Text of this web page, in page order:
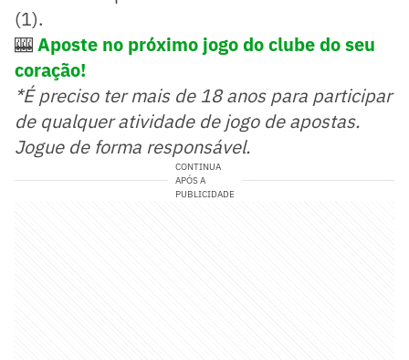
(1).
🎰Aposte no próximo jogo do clube do seu
coração!
*É preciso ter mais de 18 anos para participar
de qualquer atividade de jogo de apostas.
Jogue de forma responsável.
CONTINUA
APÓS A
PUBLICIDADE